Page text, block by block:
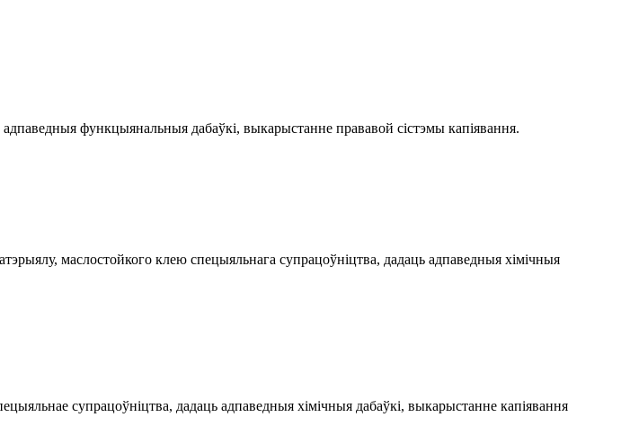
функцыянальныя дабаўкі, выкарыстанне прававой сістэмы капіявання.
маслостойкого клею спецыяльнага супрацоўніцтва, дадаць адпаведныя хімічныя
супрацоўніцтва, дадаць адпаведныя хімічныя дабаўкі, выкарыстанне капіявання